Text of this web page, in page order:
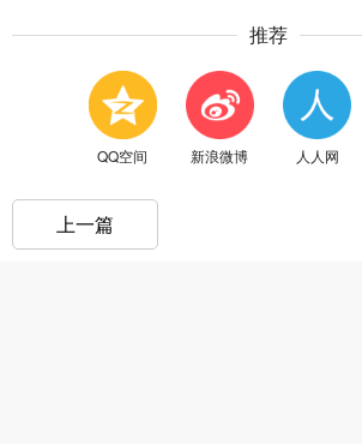
推荐
QQ空间 新浪微博 人人网
上一篇